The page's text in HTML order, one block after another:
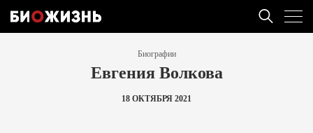
Биографии
Евгения Волкова
18 ОКТЯБРЯ 2021